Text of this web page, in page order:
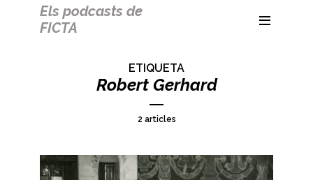
Els podcasts de
FICTA
ETIQUETA
Robert Gerhard
2 articles